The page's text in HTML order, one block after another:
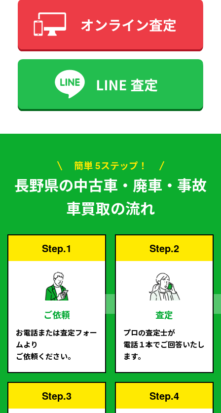
簡単 5ステップ！
長野県の中古車・廃車・事故
車買取の流れ
Step.1
ご依頼
お電話または査定フォー
ムより
ご依頼ください。
Step.2
査定
プロの査定士が
電話１本でご回答いたし
ます。
Step.3 Step.4